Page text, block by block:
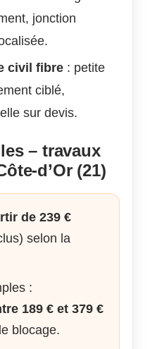
jonction
civil fibre : petite
ciblé,
sur devis.
– travaux
d’Or (21)
de 239 €
selon la
:
189 € et 379 €
blocage.